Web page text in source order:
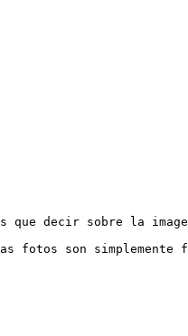
que decir sobre la
fotos son simplemente